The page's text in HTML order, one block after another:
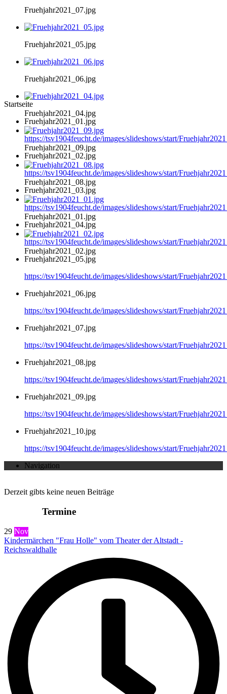
Fruehjahr2021_07.jpg
Fruehjahr2021_05.jpg
Fruehjahr2021_06.jpg
Fruehjahr2021_04.jpg
Fruehjahr2021_09.jpg
Fruehjahr2021_08.jpg
Fruehjahr2021_01.jpg
Fruehjahr2021_02.jpg
Startseite
Fruehjahr2021_01.jpg
https://tsv1904feucht.de/images/slideshows/start/
Fruehjahr2021_02.jpg
https://tsv1904feucht.de/images/slideshows/start/
Fruehjahr2021_03.jpg
https://tsv1904feucht.de/images/slideshows/start/
Fruehjahr2021_04.jpg
https://tsv1904feucht.de/images/slideshows/start/
Fruehjahr2021_05.jpg
https://tsv1904feucht.de/images/slideshows/start/
Fruehjahr2021_06.jpg
https://tsv1904feucht.de/images/slideshows/start/
Fruehjahr2021_07.jpg
https://tsv1904feucht.de/images/slideshows/start/
Fruehjahr2021_08.jpg
https://tsv1904feucht.de/images/slideshows/start/
Fruehjahr2021_09.jpg
https://tsv1904feucht.de/images/slideshows/start/
Fruehjahr2021_10.jpg
https://tsv1904feucht.de/images/slideshows/start/
Navigation
Derzeit gibts keine neuen Beiträge
Termine
29 Nov
Kindermärchen "Frau Holle" vom Theater der Altstadt -
Reichswaldhalle